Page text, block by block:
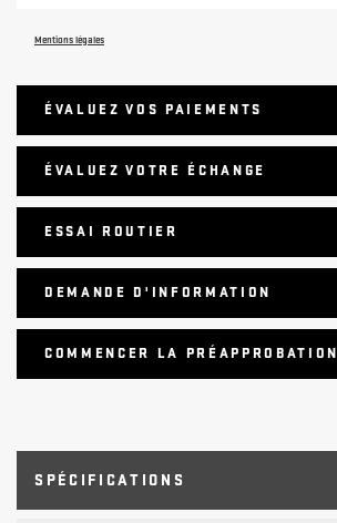
SPÉCIFICATIONS
Mentions légales
ÉVALUEZ VOSPAIEMENTS
ÉVALUEZ VOTRE ÉCHANGE
ESSAI ROUTIER
DEMANDE D'INFORMATION
COMMENCER LA PRÉAPPROBATION